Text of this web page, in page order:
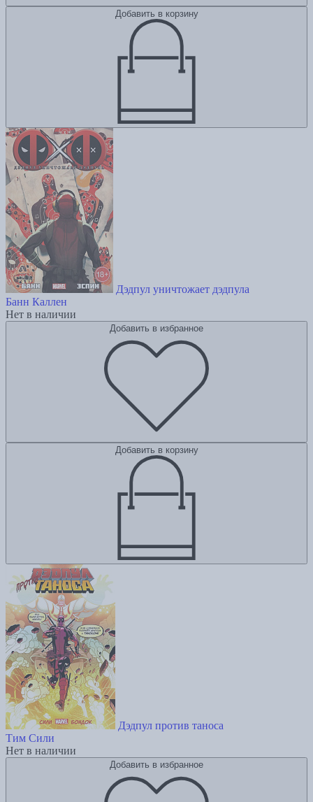
Добавить в корзину
Дэдпул уничтожает дэдпула
Банн Каллен
Нет в наличии
Добавить в избранное
Добавить в корзину
Дэдпул против таноса
Тим Сили
Нет в наличии
Добавить в избранное